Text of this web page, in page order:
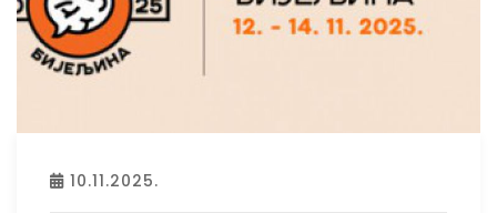
10.11.2025.